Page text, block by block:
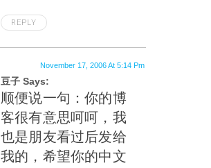
REPLY
豆子 Says:
November 17, 2006 At 5:14 Pm
顺便说一句：你的博
客很有意思呵呵，我
也是朋友看过后发给
我的，希望你的中文